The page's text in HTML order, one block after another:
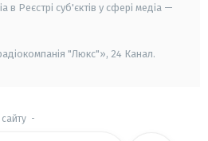
в Реєстрі суб'єктів у сфері медіа —
"Люкс"», 24 Канал.
-